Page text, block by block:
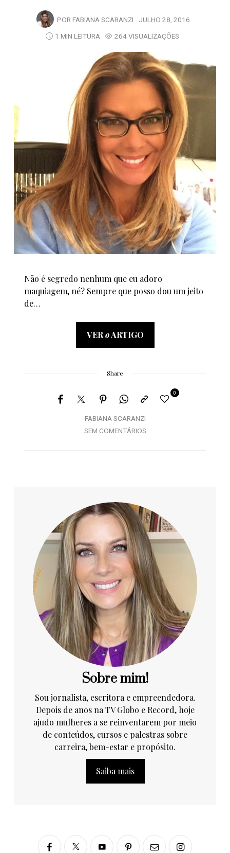
POR FABIANA SCARANZI JULHO 28, 2016
1 MIN LEITURA
264 VISUALIZAÇÕES
Não é segredo nenhum que eu adoro
maquiagem, né? Sempre que posso dou um jeito
de…
VERoARTIGO
Share
FABIANA SCARANZI
0
SEM COMENTÁRIOS
Sobre mim!
Sou jornalista, escritora e empreendedora.
Depois de anos na TV Globo e Record, hoje
ajudo mulheres a se reinventarem por meio
de conteúdos, cursos e palestras sobre
carreira, bem-estar e propósito.
Saiba mais